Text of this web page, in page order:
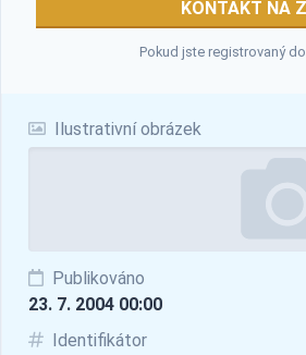
Ilustrativní obrázek
Publikováno
23. 7. 2004 00:00
Identifikátor
KONTAKT NA
Pokud jste registrovaný